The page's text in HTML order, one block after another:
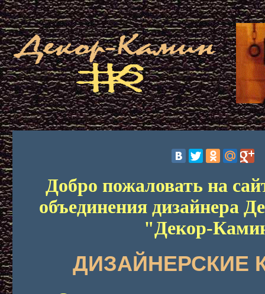
Добро пожаловать на
объединения дизайнера
"Декор-
ДИЗАЙНЕРСКИЕ